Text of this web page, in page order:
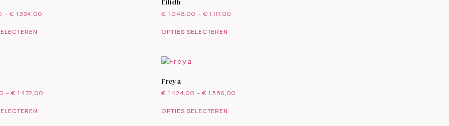
- € 1.334,00 € 1.048,00 - € 1.117,00
OPTIES SELECTEREN
- € 1.472,00
Freya
€ 1.424,00 - € 1.556,00
OPTIES SELECTEREN